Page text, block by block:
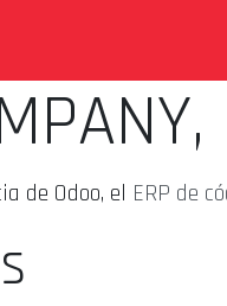
de Odoo, el ERP de